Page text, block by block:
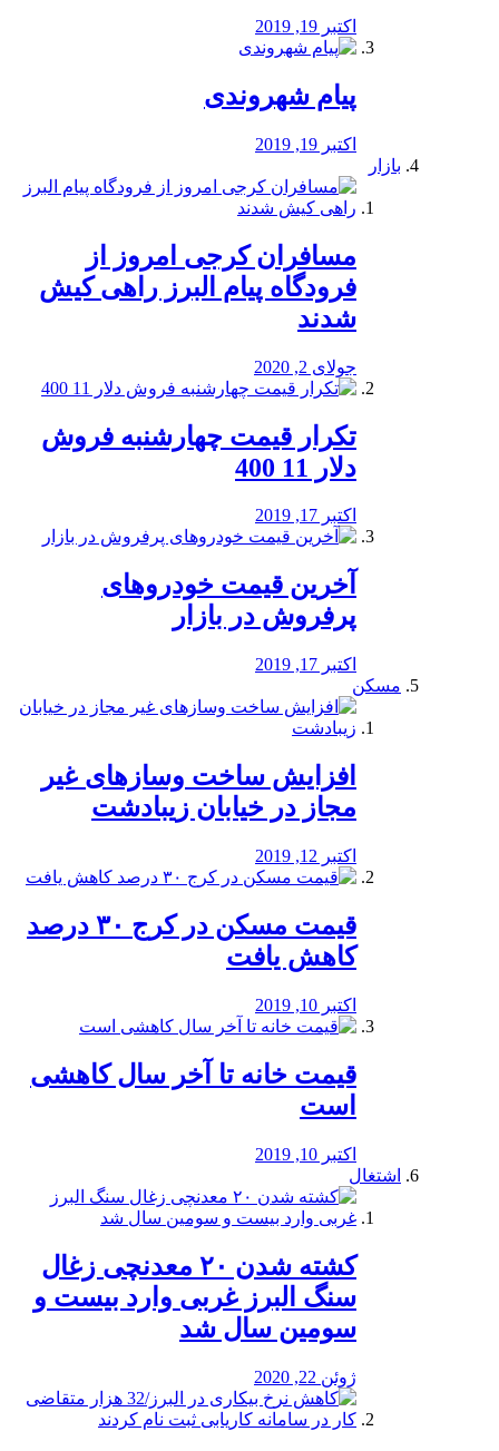
اکتبر 19, 2019
پیام شهروندی
اکتبر 19, 2019
بازار
مسافران کرجی امروز از
فرودگاه پیام البرز راهی کیش
شدند
جولای 2, 2020
تکرار قیمت چهارشنبه فروش
دلار 11 400
اکتبر 17, 2019
آخرین قیمت خودرو‌های
پرفروش در بازار
اکتبر 17, 2019
مسکن
افزایش ساخت وسازهای غیر
مجاز در خیابان زیبادشت
اکتبر 12, 2019
️قیمت مسکن در کرج ۳۰ درصد
کاهش یافت
اکتبر 10, 2019
قیمت خانه تا آخر سال کاهشی
است
اکتبر 10, 2019
اشتغال
کشته شدن ۲۰ معدنچی زغال
سنگ البرز غربی وارد بیست و
سومین سال شد
ژوئن 22, 2020